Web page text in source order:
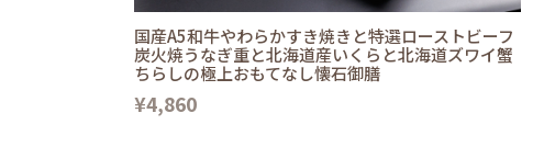
国産A5和牛やわらかすき焼きと特選ローストビーフ
炭火焼うなぎ重と北海道産いくらと北海道ズワイ蟹
ちらしの極上おもてなし懐石御膳
¥4,860